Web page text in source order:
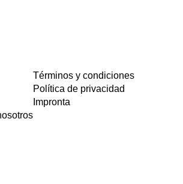
Términos y condiciones
Política de privacidad
Impronta